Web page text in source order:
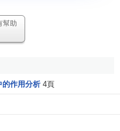
影響，二者是彼此消長的
動的報酬，受勞動力日
的激勵作用不同於
式
幫助
的作用分析 4頁